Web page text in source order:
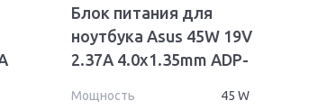
Блок питания для
ноутбука Asus 45W 19V
2.37A 4.0x1.35mm ADP-
Мощность
45 W